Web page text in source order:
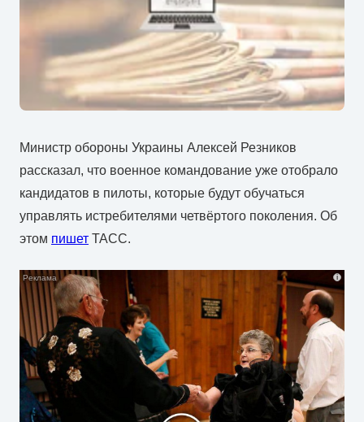
Министр обороны Украины Алексей Резников
рассказал, что военное командование уже отобрало
кандидатов в пилоты, которые будут обучаться
управлять истребителями четвёртого поколения. Об
этом пишет ТАСС.
i